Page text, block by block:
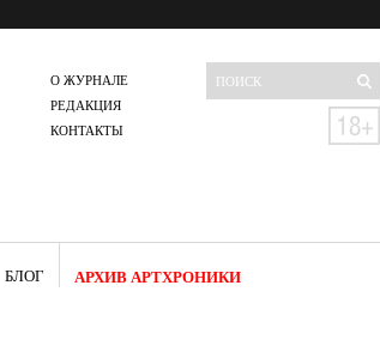
О ЖУРНАЛЕ
РЕДАКЦИЯ
КОНТАКТЫ
БЛОГ АРХИВ АРТХРОНИКИ